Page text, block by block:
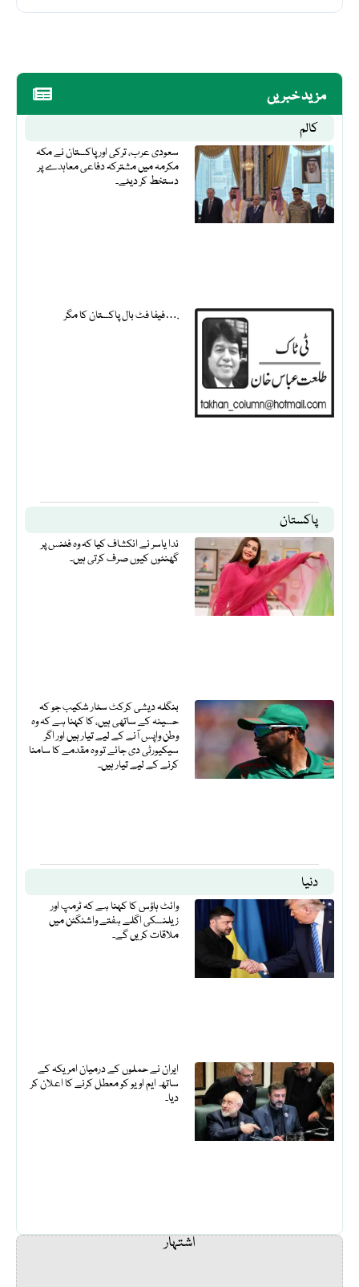
مزید خبریں
کالم
سعودی عرب، ترکی اور پاکستان نے مکہ
مکرمہ میں مشترکہ دفاعی معاہدے پر
دستخط کر دیئے۔
فیفا فٹ بال پاکستان کا مگر….
پاکستان
ندا یاسر نے انکشاف کیا کہ وہ فٹنس پر
گھنٹوں کیوں صرف کرتی ہیں۔
بنگلہ دیشی کرکٹ سٹار شکیب جو کہ
حسینہ کے ساتھی ہیں، کا کہنا ہے کہ وہ
وطن واپس آنے کے لیے تیار ہیں اور اگر
سیکیورٹی دی جائے تو وہ مقدمے کا سامنا
کرنے کے لیے تیار ہیں۔
دنیا
وائٹ ہاؤس کا کہنا ہے کہ ٹرمپ اور
زیلنسکی اگلے ہفتے واشنگٹن میں
ملاقات کریں گے۔
ایران نے حملوں کے درمیان امریکہ کے
ساتھ ایم او یو کو معطل کرنے کا اعلان کر
دیا۔
اشتہار